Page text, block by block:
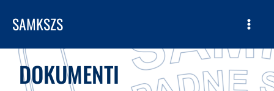
SAMKSZS
DOKUMENTI